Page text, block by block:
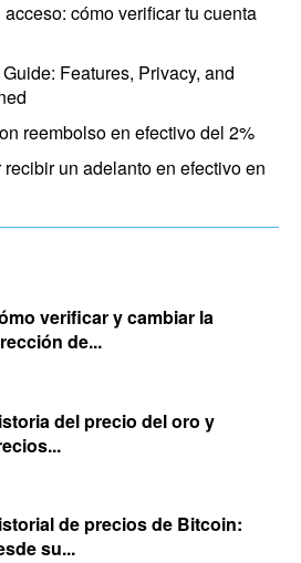
cómo verificar tu cuenta
Features, Privacy, and
reembolso en efectivo del 2%
un adelanto en efectivo en
verificar y cambiar la
de...
del precio del oro y
de precios de Bitcoin:
su...